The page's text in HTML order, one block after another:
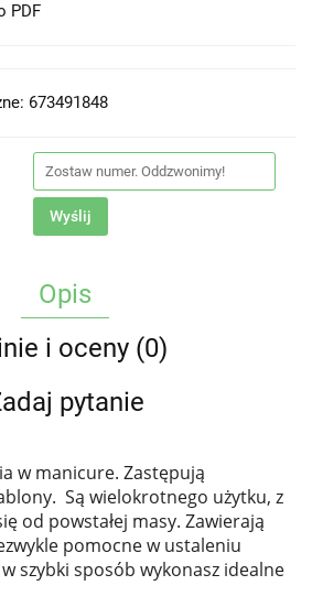
PDF
673491848
Wyślij
Opis
i oceny (0)
pytanie
w manicure. Zastępują
Są wielokrotnego użytku, z
od powstałej masy. Zawierają
pomocne w ustaleniu
szybki sposób wykonasz idealne